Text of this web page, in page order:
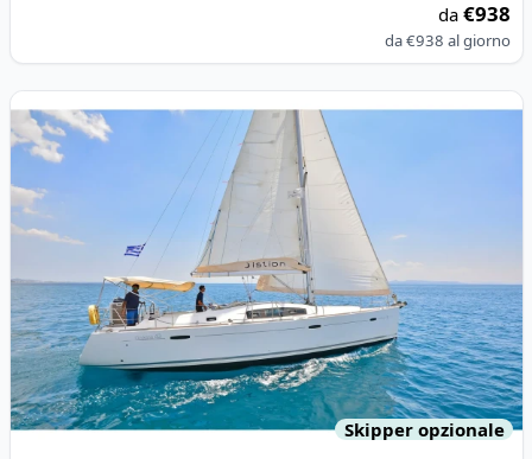
da€938
da€938 al giorno
View details for BENETEAU - Oceanis 43 (2008)
Skipper opzionale